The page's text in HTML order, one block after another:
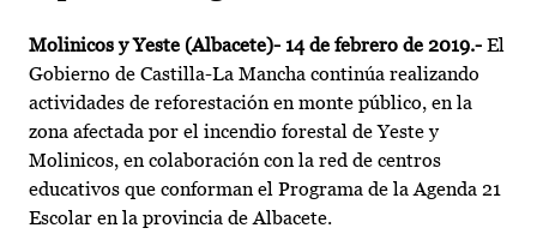
Molinicos y Yeste (Albacete)- 14 de febrero de 2019.- El
Gobierno de Castilla-La Mancha continúa realizando
actividades de reforestación en monte público, en la
zona afectada por el incendio forestal de Yeste y
Molinicos, en colaboración con la red de centros
educativos que conforman el Programa de la Agenda 21
Escolar en la provincia de Albacete.